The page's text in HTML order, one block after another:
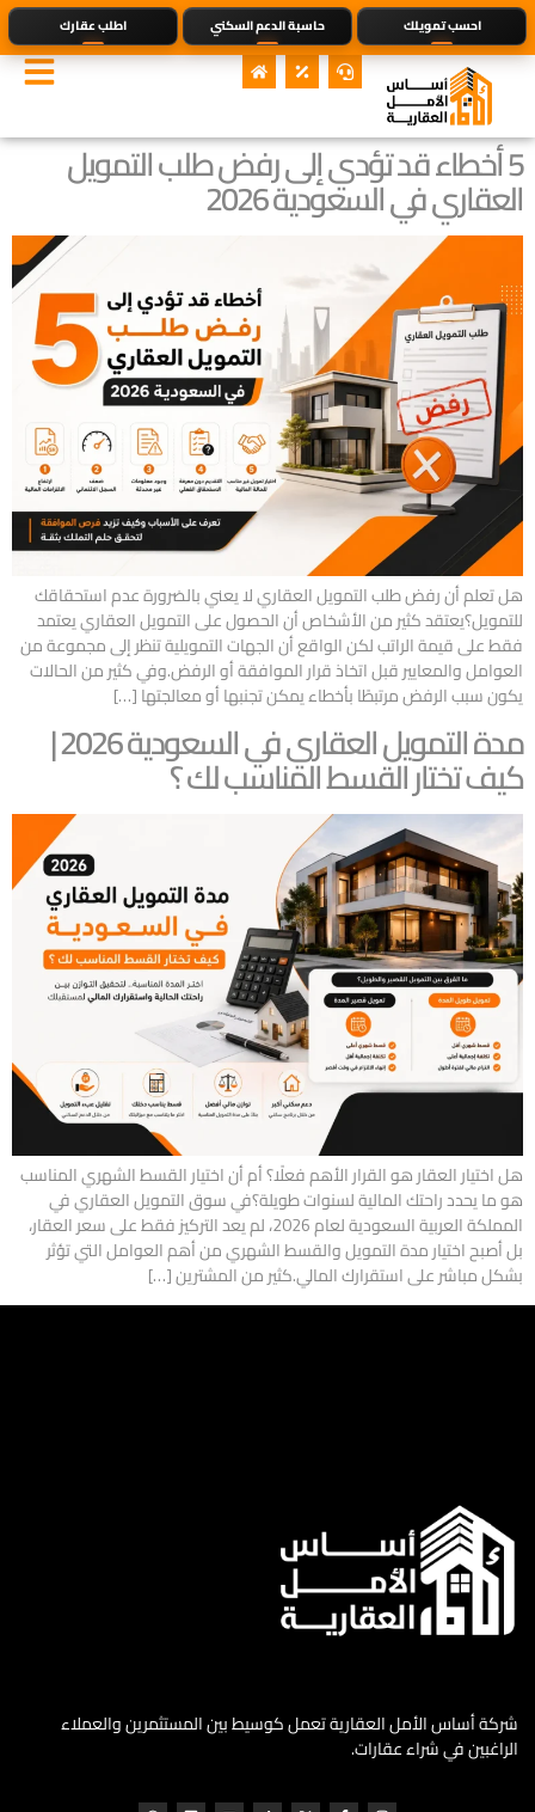
احسب تمويلك حاسبة الدعم السكني اطلب عقارك
5 أخطاء قد تؤدي إلى رفض طلب التمويل
العقاري في السعودية 2026
هل تعلم أن رفض طلب التمويل العقاري لا يعني بالضرورة عدم استحقاقك
للتمويل؟يعتقد كثير من الأشخاص أن الحصول على التمويل العقاري يعتمد
فقط على قيمة الراتب لكن الواقع أن الجهات التمويلية تنظر إلى مجموعة من
العوامل والمعايير قبل اتخاذ قرار الموافقة أو الرفض.وفي كثير من الحالات
يكون سبب الرفض مرتبطًا بأخطاء يمكن تجنبها أو معالجتها […]
مدة التمويل العقاري في السعودية 2026 |
كيف تختار القسط المناسب لك ؟
هل اختيار العقار هو القرار الأهم فعلًا؟ أم أن اختيار القسط الشهري المناسب
هو ما يحدد راحتك المالية لسنوات طويلة؟في سوق التمويل العقاري في
المملكة العربية السعودية لعام 2026، لم يعد التركيز فقط على سعر العقار،
بل أصبح اختيار مدة التمويل والقسط الشهري من أهم العوامل التي تؤثر
بشكل مباشر على استقرارك المالي.كثير من المشترين […]
شركة أساس الأمل العقارية تعمل كوسيط بين المستثمرين والعملاء
الراغبين في شراء عقارات.